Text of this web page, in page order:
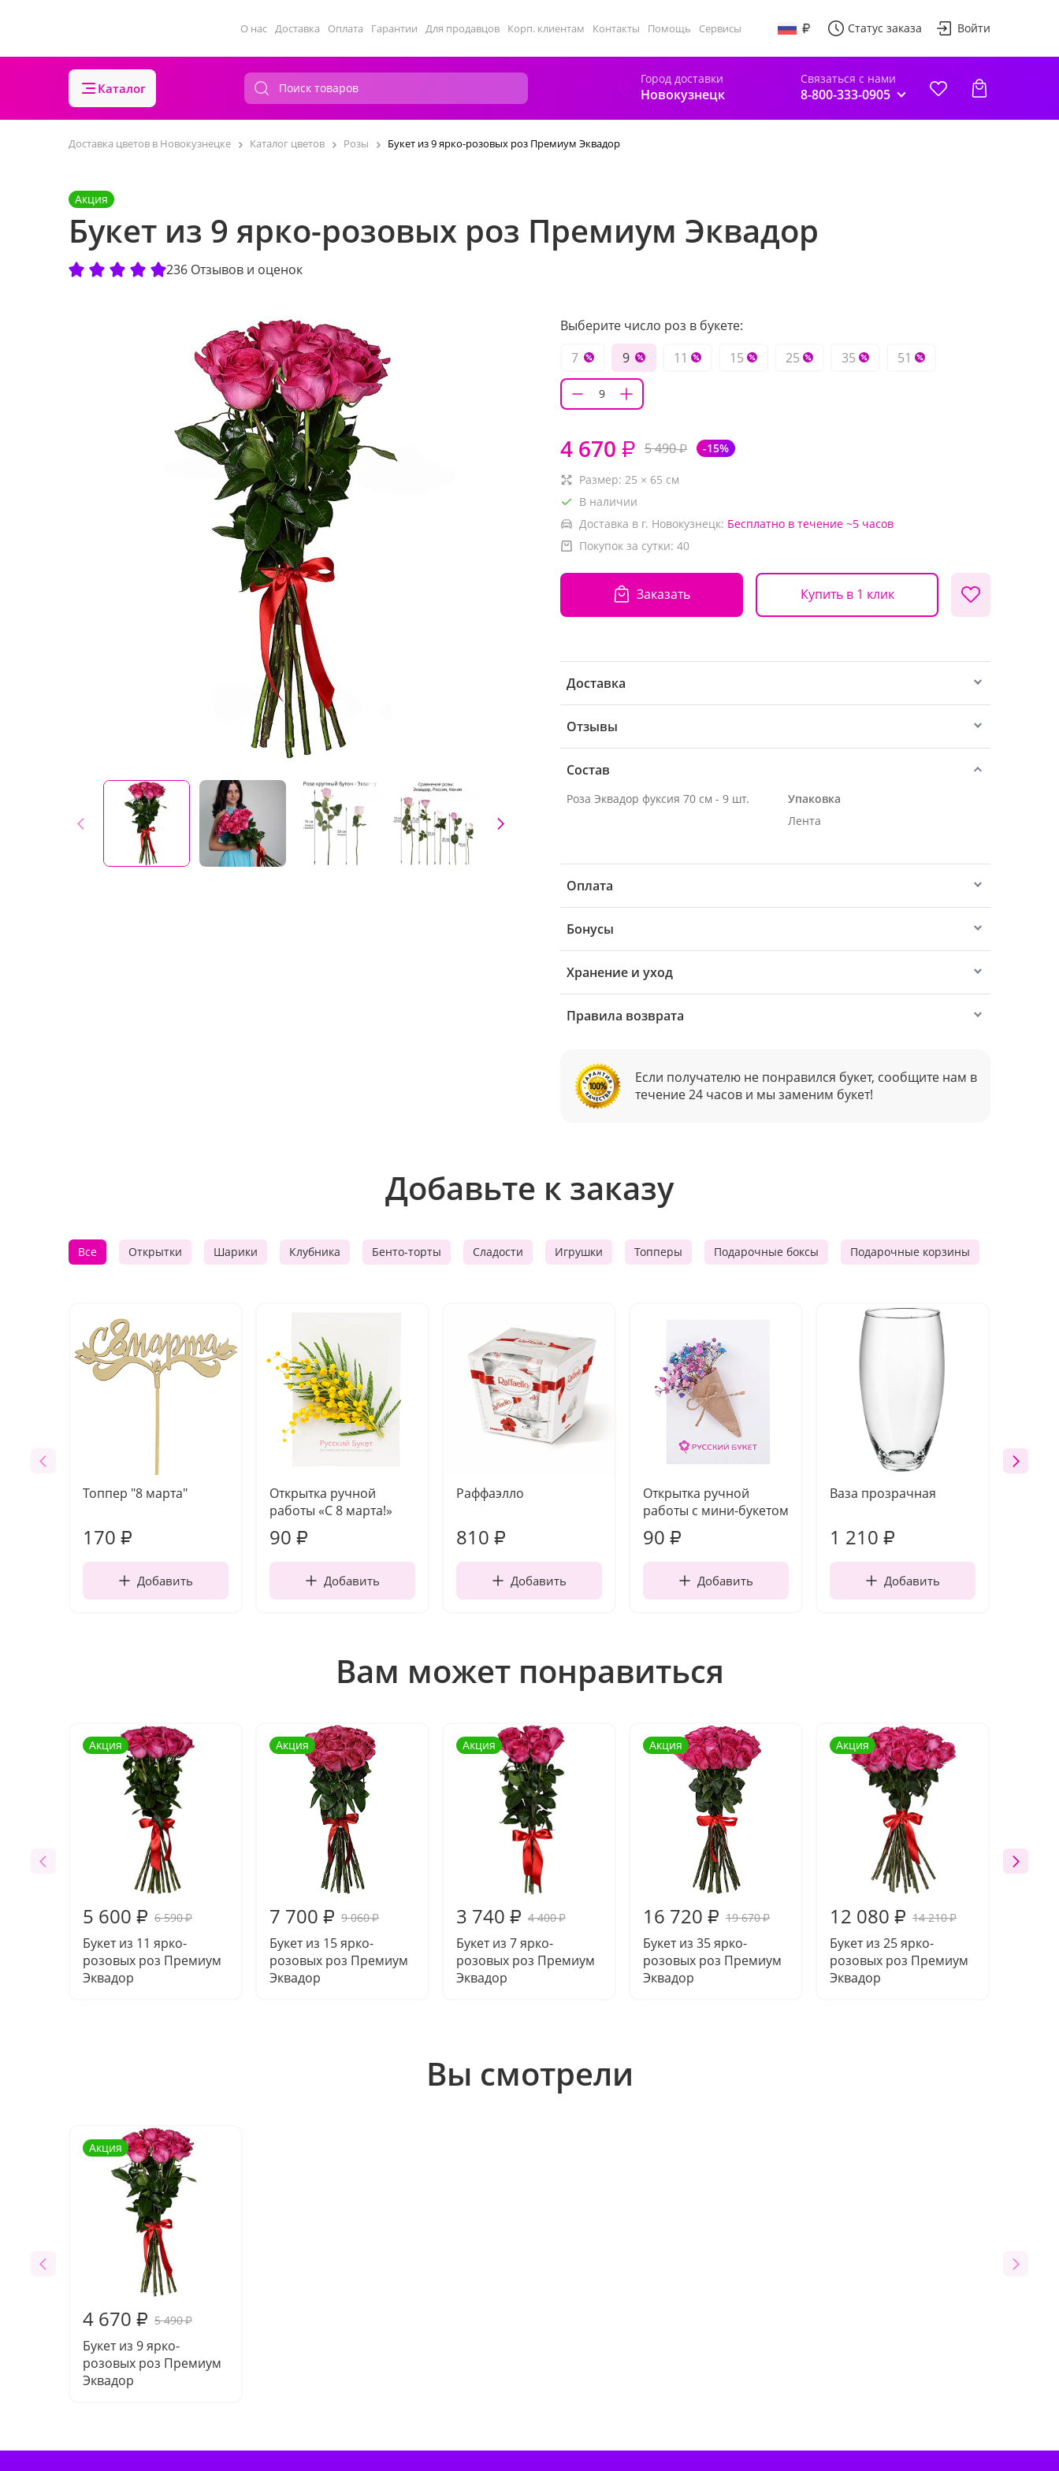
О нас Доставка Оплата Гарантии Для продавцов Корп. клиентам Контакты Помощь Сервисы Статус заказа Войти
Каталог
Город доставки
Новокузнецк
Связаться с нами
8-800-333-0905
Доставка цветов в Новокузнецке Каталог цветов Розы Букет из 9 ярко-розовых роз Премиум Эквадор
Акция
Букет из 9 ярко-розовых роз Премиум Эквадор
236 Отзывов и оценок
Выберите число роз в букете:
7
9 11 15 25 35 51
4 670 ₽ 5 490₽ -15%
Размер: 25 × 65 см
В наличии
Доставка в г. Новокузнецк: Бесплатно в течение ~5 часов
Покупок за сутки: 40
Заказать Купить в 1 клик
Доставка
Отзывы
Состав
Роза Эквадор фуксия 70 см - 9 шт.
Упаковка
Лента
Оплата
Бонусы
Хранение и уход
Правила возврата
Если получателю не понравился букет, сообщите нам в
течение 24 часов и мы заменим букет!
Добавьте к заказу
Все Открытки Шарики Клубника Бенто-торты Сладости Игрушки Топперы Подарочные боксы Подарочные корзины
Топпер "8 марта"
170 ₽
Добавить
Открытка ручной
работы «С 8 марта!»
90 ₽
Добавить
Раффаэлло
810 ₽
Добавить
Открытка ручной
работы с мини-букетом
90 ₽
Добавить
Ваза прозрачная
1 210 ₽
Добавить
Вам может понравиться
Акция
5 600 ₽ 6 590₽
Букет из 11 ярко-
розовых роз Премиум
Эквадор
Акция
7 700 ₽ 9 060₽
Букет из 15 ярко-
розовых роз Премиум
Эквадор
Акция
3 740 ₽ 4 400₽
Букет из 7 ярко-
розовых роз Премиум
Эквадор
Акция
16 720 ₽ 19 670₽
Букет из 35 ярко-
розовых роз Премиум
Эквадор
Акция
12 080 ₽ 14 210₽
Букет из 25 ярко-
розовых роз Премиум
Эквадор
Вы смотрели
Акция
4 670 ₽ 5 490₽
Букет из 9 ярко-
розовых роз Премиум
Эквадор